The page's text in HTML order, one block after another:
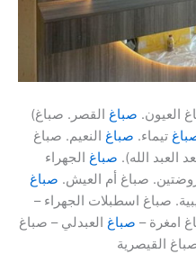
( العيون. صباغ القصر. صباغ
تيماء. صباغ النعيم. صباغ
العبد الله). صباغ الجهراء
صباغ أم العيش. صباغ
صباغ اسطبلات الجهراء –
امغرة – صباغ العبدلي – صباغ
القيصرية